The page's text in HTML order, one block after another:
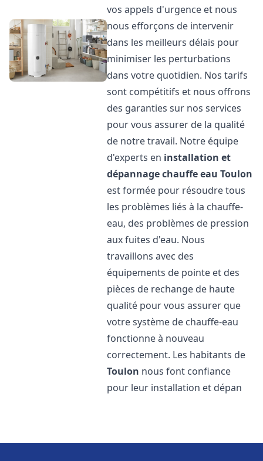
vos appels d'urgence et nous
nous efforçons de intervenir
dans les meilleurs délais pour
minimiser les perturbations
dans votre quotidien. Nos tarifs
sont compétitifs et nous offrons
des garanties sur nos services
pour vous assurer de la qualité
de notre travail. Notre équipe
d'experts en installation et
dépannage chauffe eau Toulon
est formée pour résoudre tous
les problèmes liés à la chauffe-
eau, des problèmes de pression
aux fuites d'eau. Nous
travaillons avec des
équipements de pointe et des
pièces de rechange de haute
qualité pour vous assurer que
votre système de chauffe-eau
fonctionne à nouveau
correctement. Les habitants de
Toulon nous font confiance
pour leur installation et dépan